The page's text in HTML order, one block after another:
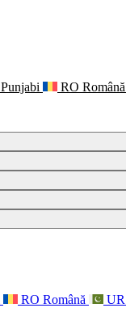
Punjabi RO Română
RO Română UR